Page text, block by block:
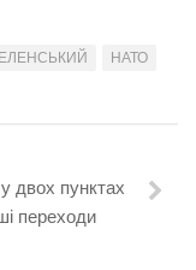
НАТО
двох пунктах
переходи